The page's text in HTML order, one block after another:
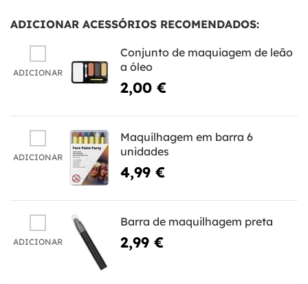
ADICIONAR ACESSÓRIOS RECOMENDADOS:
ADICIONAR
Conjunto de maquiagem de leão
a óleo
2,00 €
ADICIONAR
Maquilhagem em barra 6
unidades
4,99 €
ADICIONAR
Barra de maquilhagem preta
2,99 €